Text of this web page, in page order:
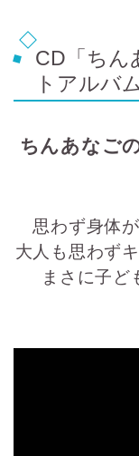
CD「ちん
トアルバム
ちんあなご
思わず身体
大人も思わず
まさに子ど